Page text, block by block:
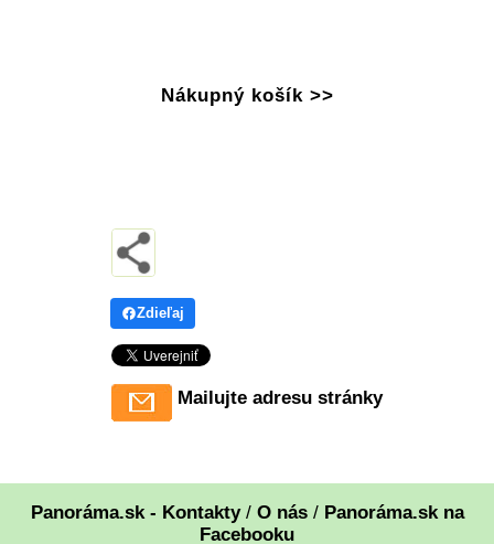
Nákupný košík >>
Zdieľaj
Mailujte adresu stránky
Panoráma.sk - Kontakty/ O nás/ Panoráma.sk na
Facebooku